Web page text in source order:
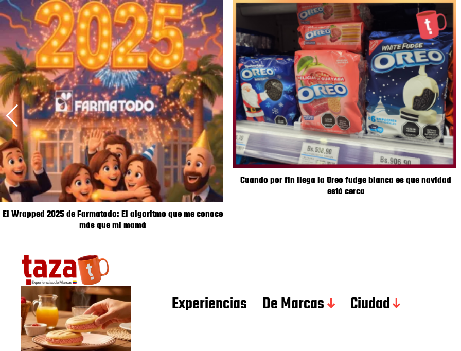
El Wrapped 2025 de Farmatodo: El algoritmo que me conoce
más que mi mamá
Cuando por fin llega la Oreo fudge blanca es que navidad
está cerca
Experiencias De Marcas Ciudad